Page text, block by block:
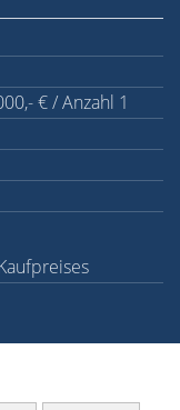
€ / Anzahl 1